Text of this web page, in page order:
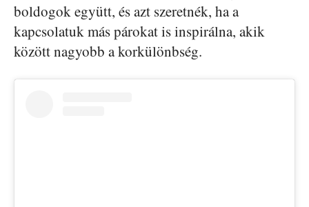
boldogok együtt, és azt szeretnék, ha a
kapcsolatuk más párokat is inspirálna, akik
között nagyobb a korkülönbség.